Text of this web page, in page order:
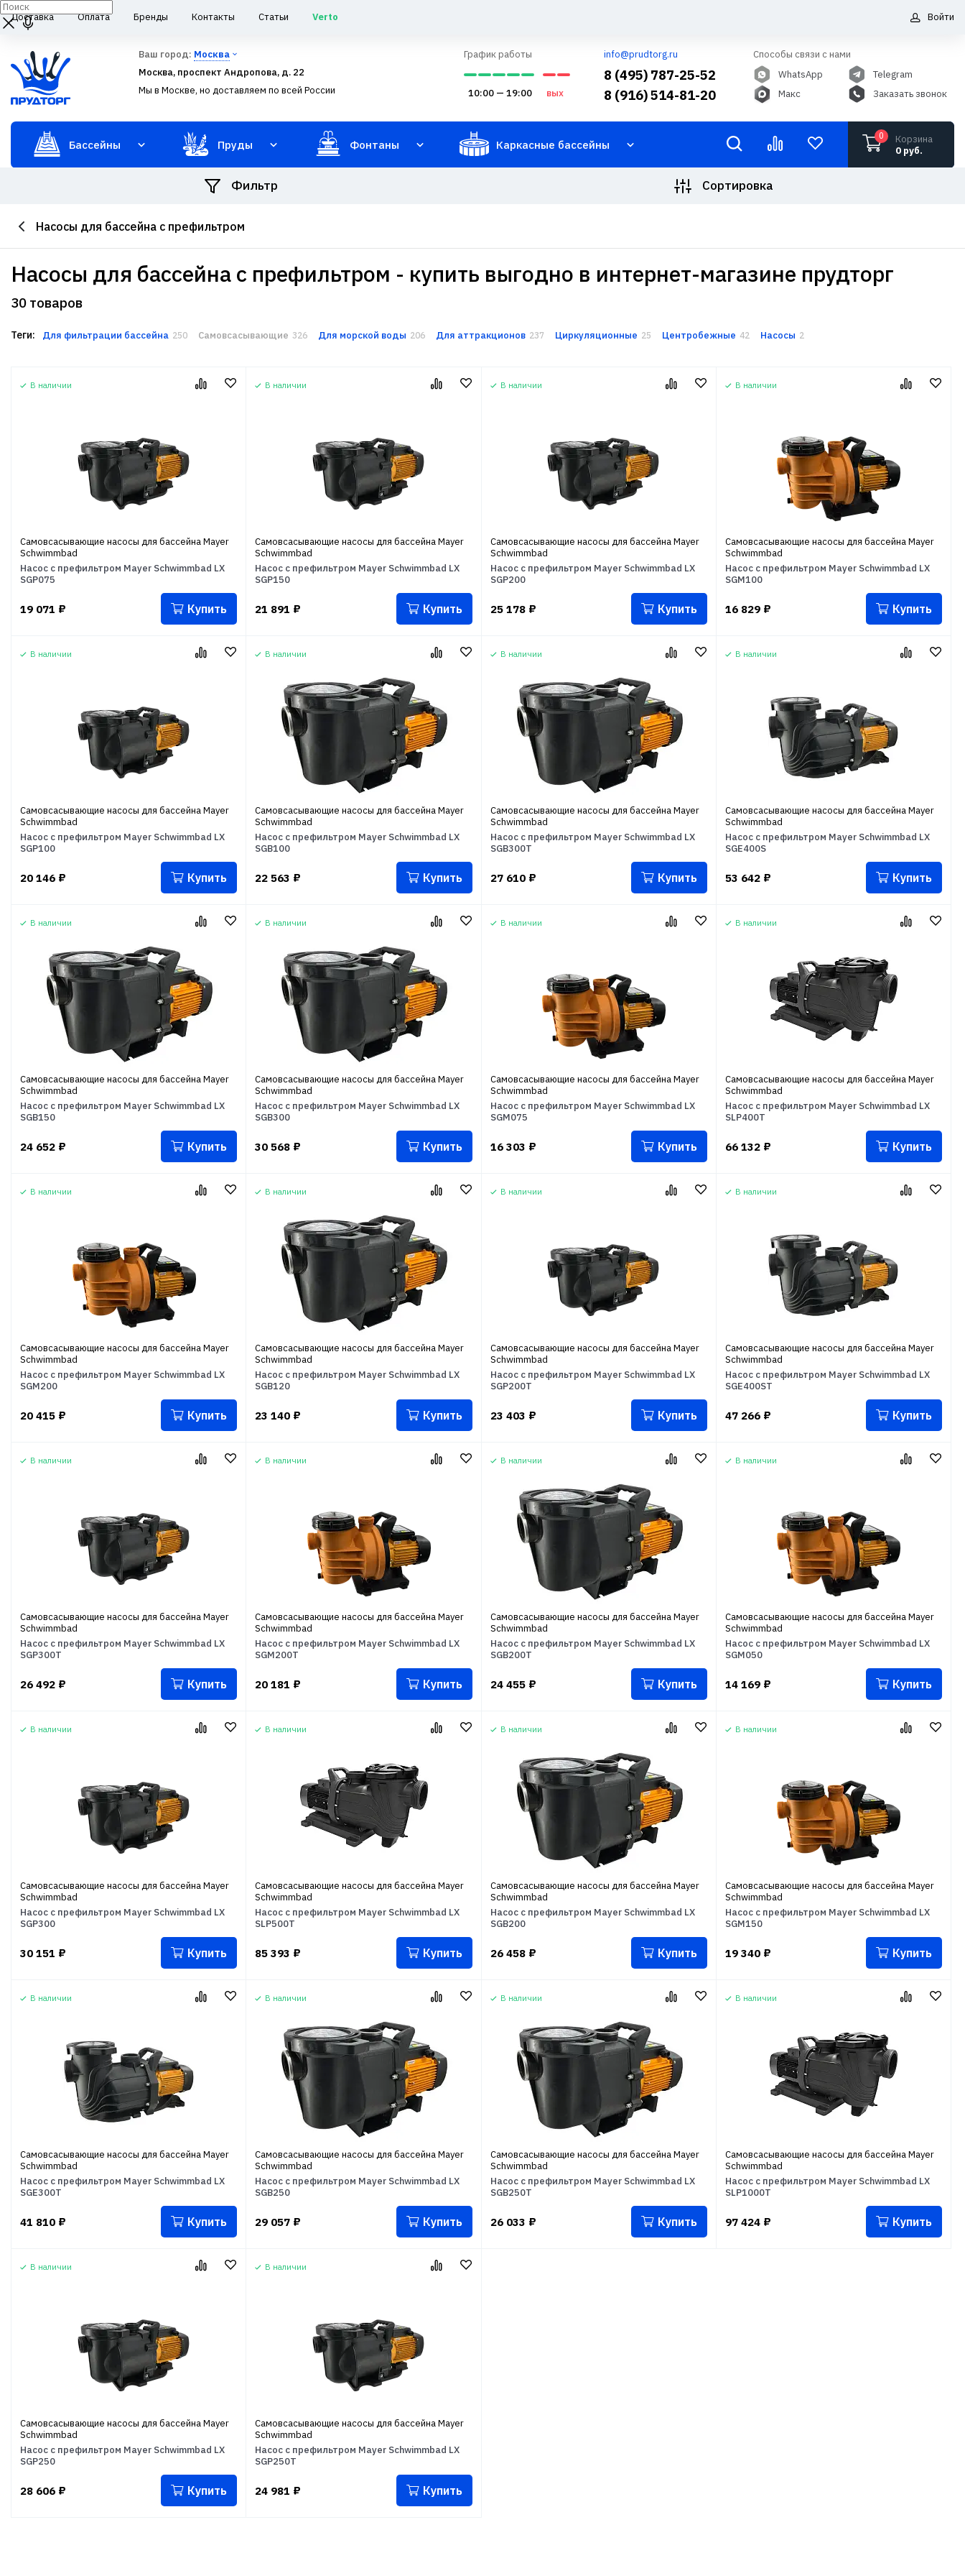
Доставка Оплата Бренды Контакты Статьи Verto Войти
Ваш город: Москва
Москва, проспект Андропова, д. 22
Мы в Москве, но доставляем по всей России
График работы
10:00 — 19:00 вых
info@prudtorg.ru
8 (495) 787-25-52
8 (916) 514-81-20
Способы связи с нами
WhatsApp
Макс
Telegram
Заказать звонок
Бассейны Пруды Фонтаны Каркасные бассейны
0
Корзина
0 руб.
Насосы для бассейна с префильтром
Фильтр Сортировка
насосы для бассейна с префильтром - купить выгодно в интернет-магазине прудторг
30 товаров
Теги: Для фильтрации бассейна 250 Самовсасывающие 326 Для морской воды 206 Для аттракционов 237 Циркуляционные 25 Центробежные 42 Насосы 2
В наличии
Самовсасывающие насосы для бассейна Mayer
Schwimmbad
Насос с префильтром Mayer Schwimmbad LX
SGP075
19 071 ₽ Купить
В наличии
Самовсасывающие насосы для бассейна Mayer
Schwimmbad
Насос с префильтром Mayer Schwimmbad LX
SGP150
21 891 ₽ Купить
В наличии
Самовсасывающие насосы для бассейна Mayer
Schwimmbad
Насос с префильтром Mayer Schwimmbad LX
SGP200
25 178 ₽ Купить
В наличии
Самовсасывающие насосы для бассейна Mayer
Schwimmbad
Насос с префильтром Mayer Schwimmbad LX
SGM100
16 829 ₽ Купить
В наличии
Самовсасывающие насосы для бассейна Mayer
Schwimmbad
Насос с префильтром Mayer Schwimmbad LX
SGP100
20 146 ₽ Купить
В наличии
Самовсасывающие насосы для бассейна Mayer
Schwimmbad
Насос с префильтром Mayer Schwimmbad LX
SGB100
22 563 ₽ Купить
В наличии
Самовсасывающие насосы для бассейна Mayer
Schwimmbad
Насос с префильтром Mayer Schwimmbad LX
SGB300T
27 610 ₽ Купить
В наличии
Самовсасывающие насосы для бассейна Mayer
Schwimmbad
Насос с префильтром Mayer Schwimmbad LX
SGE400S
53 642 ₽ Купить
В наличии
Самовсасывающие насосы для бассейна Mayer
Schwimmbad
Насос с префильтром Mayer Schwimmbad LX
SGB150
24 652 ₽ Купить
В наличии
Самовсасывающие насосы для бассейна Mayer
Schwimmbad
Насос с префильтром Mayer Schwimmbad LX
SGB300
30 568 ₽ Купить
В наличии
Самовсасывающие насосы для бассейна Mayer
Schwimmbad
Насос с префильтром Mayer Schwimmbad LX
SGM075
16 303 ₽ Купить
В наличии
Самовсасывающие насосы для бассейна Mayer
Schwimmbad
Насос с префильтром Mayer Schwimmbad LX
SLP400T
66 132 ₽ Купить
В наличии
Самовсасывающие насосы для бассейна Mayer
Schwimmbad
Насос с префильтром Mayer Schwimmbad LX
SGM200
20 415 ₽ Купить
В наличии
Самовсасывающие насосы для бассейна Mayer
Schwimmbad
Насос с префильтром Mayer Schwimmbad LX
SGB120
23 140 ₽ Купить
В наличии
Самовсасывающие насосы для бассейна Mayer
Schwimmbad
Насос с префильтром Mayer Schwimmbad LX
SGP200T
23 403 ₽ Купить
В наличии
Самовсасывающие насосы для бассейна Mayer
Schwimmbad
Насос с префильтром Mayer Schwimmbad LX
SGE400ST
47 266 ₽ Купить
В наличии
Самовсасывающие насосы для бассейна Mayer
Schwimmbad
Насос с префильтром Mayer Schwimmbad LX
SGP300T
26 492 ₽ Купить
В наличии
Самовсасывающие насосы для бассейна Mayer
Schwimmbad
Насос с префильтром Mayer Schwimmbad LX
SGM200T
20 181 ₽ Купить
В наличии
Самовсасывающие насосы для бассейна Mayer
Schwimmbad
Насос с префильтром Mayer Schwimmbad LX
SGB200T
24 455 ₽ Купить
В наличии
Самовсасывающие насосы для бассейна Mayer
Schwimmbad
Насос с префильтром Mayer Schwimmbad LX
SGM050
14 169 ₽ Купить
В наличии
Самовсасывающие насосы для бассейна Mayer
Schwimmbad
Насос с префильтром Mayer Schwimmbad LX
SGP300
30 151 ₽ Купить
В наличии
Самовсасывающие насосы для бассейна Mayer
Schwimmbad
Насос с префильтром Mayer Schwimmbad LX
SLP500T
85 393 ₽ Купить
В наличии
Самовсасывающие насосы для бассейна Mayer
Schwimmbad
Насос с префильтром Mayer Schwimmbad LX
SGB200
26 458 ₽ Купить
В наличии
Самовсасывающие насосы для бассейна Mayer
Schwimmbad
Насос с префильтром Mayer Schwimmbad LX
SGM150
19 340 ₽ Купить
В наличии
Самовсасывающие насосы для бассейна Mayer
Schwimmbad
Насос с префильтром Mayer Schwimmbad LX
SGE300T
41 810 ₽ Купить
В наличии
Самовсасывающие насосы для бассейна Mayer
Schwimmbad
Насос с префильтром Mayer Schwimmbad LX
SGB250
29 057 ₽ Купить
В наличии
Самовсасывающие насосы для бассейна Mayer
Schwimmbad
Насос с префильтром Mayer Schwimmbad LX
SGB250T
26 033 ₽ Купить
В наличии
Самовсасывающие насосы для бассейна Mayer
Schwimmbad
Насос с префильтром Mayer Schwimmbad LX
SLP1000T
97 424 ₽ Купить
В наличии
Самовсасывающие насосы для бассейна Mayer
Schwimmbad
Насос с префильтром Mayer Schwimmbad LX
SGP250
28 606 ₽ Купить
В наличии
Самовсасывающие насосы для бассейна Mayer
Schwimmbad
Насос с префильтром Mayer Schwimmbad LX
SGP250T
24 981 ₽ Купить